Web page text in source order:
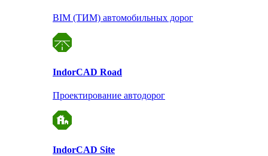
BIM (ТИМ) автомобильных дорог
IndorCAD Road
Проектирование автодорог
IndorCAD Site